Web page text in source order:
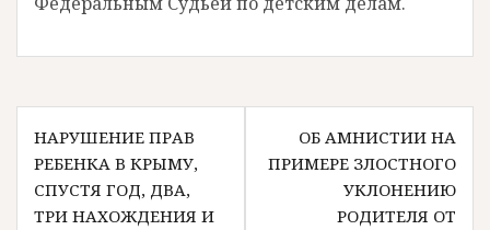
Навигация
по
записям
НАРУШЕНИЕ ПРАВ
РЕБЕНКА В КРЫМУ,
СПУСТЯ ГОД, ДВА,
ТРИ НАХОЖДЕНИЯ И
ОБ АМНИСТИИ НА
ПРИМЕРЕ ЗЛОСТНОГО
УКЛОНЕНИЮ
РОДИТЕЛЯ ОТ